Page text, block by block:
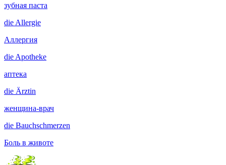
зубная паста
die Allergie
Аллергия
die Apotheke
аптека
die Ärztin
женщина-врач
die Bauchschmerzen
Боль в животе